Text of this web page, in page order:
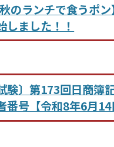
秋のランチで食うポ
しました！！
験〕第173回日商簿
番号【令和8年6月14